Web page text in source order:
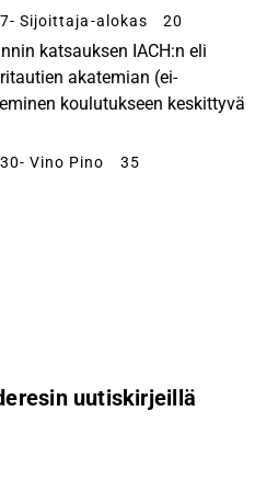
- Sijoittaja-alokas 20
katsauksen IACH:n eli
akatemian (ei-
koulutukseen keskittyvä
- Vino Pino 35
uutiskirjeillä